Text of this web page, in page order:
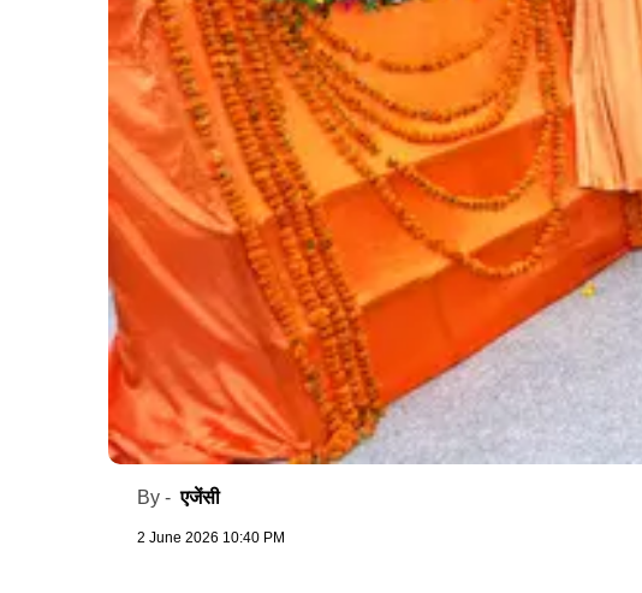
By -एजेंसी
2 June 2026 10:40 PM